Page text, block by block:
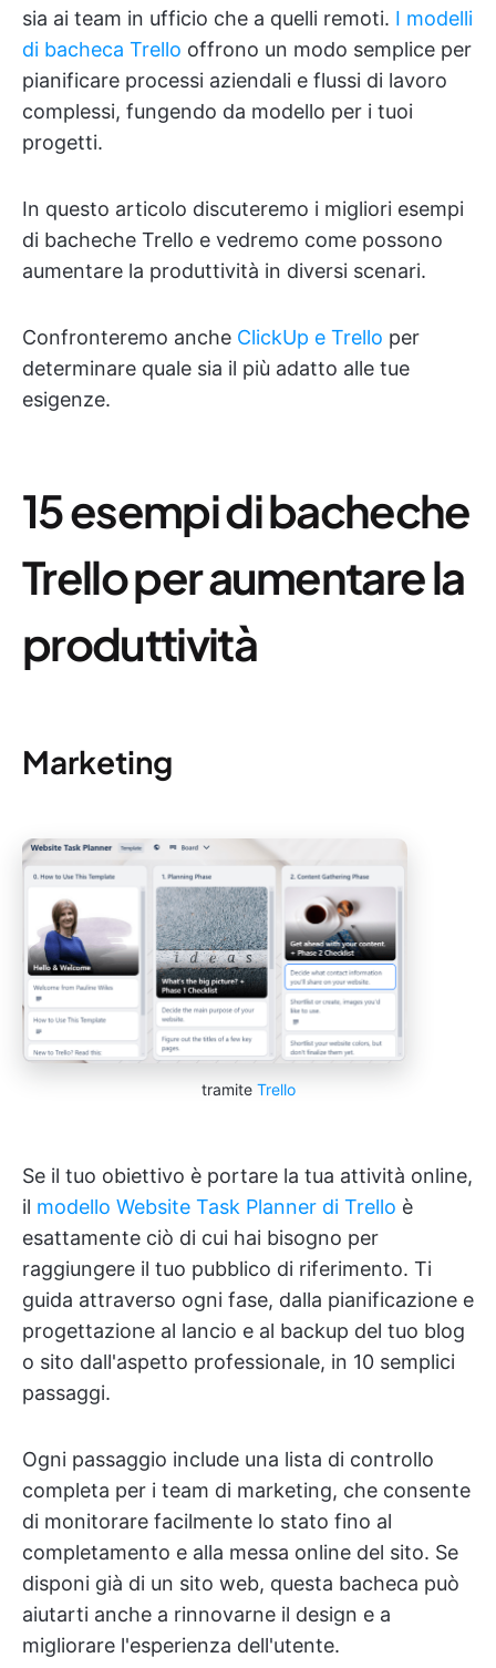
sia ai team in ufficio che a quelli remoti. I modelli
di bacheca Trello offrono un modo semplice per
pianificare processi aziendali e flussi di lavoro
complessi, fungendo da modello per i tuoi
progetti.
In questo articolo discuteremo i migliori esempi
di bacheche Trello e vedremo come possono
aumentare la produttività in diversi scenari.
Confronteremo anche ClickUp e Trello per
determinare quale sia il più adatto alle tue
esigenze.
15 esempi di bacheche
Trello per aumentare la
produttività
Marketing
tramite Trello
Se il tuo obiettivo è portare la tua attività online,
il modello Website Task Planner di Trello è
esattamente ciò di cui hai bisogno per
raggiungere il tuo pubblico di riferimento. Ti
guida attraverso ogni fase, dalla pianificazione e
progettazione al lancio e al backup del tuo blog
o sito dall'aspetto professionale, in 10 semplici
passaggi.
Ogni passaggio include una lista di controllo
completa per i team di marketing, che consente
di monitorare facilmente lo stato fino al
completamento e alla messa online del sito. Se
disponi già di un sito web, questa bacheca può
aiutarti anche a rinnovarne il design e a
migliorare l'esperienza dell'utente.